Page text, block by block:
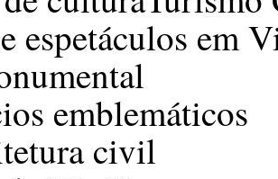
espetáculos em
emblemáticos
civil